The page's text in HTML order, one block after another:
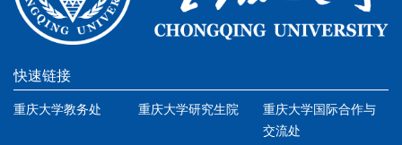
快速链接
重庆大学教务处 重庆大学研究生院
重庆大学国际合作与
交流处